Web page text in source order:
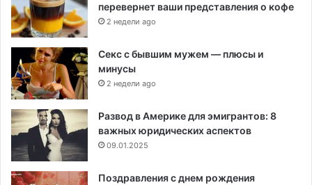
перевернет ваши представления о кофе
2 недели ago
Секс с бывшим мужем — плюсы и
минусы
2 недели ago
Развод в Америке для эмигрантов: 8
важных юридических аспектов
09.01.2025
Поздравления с днем рождения